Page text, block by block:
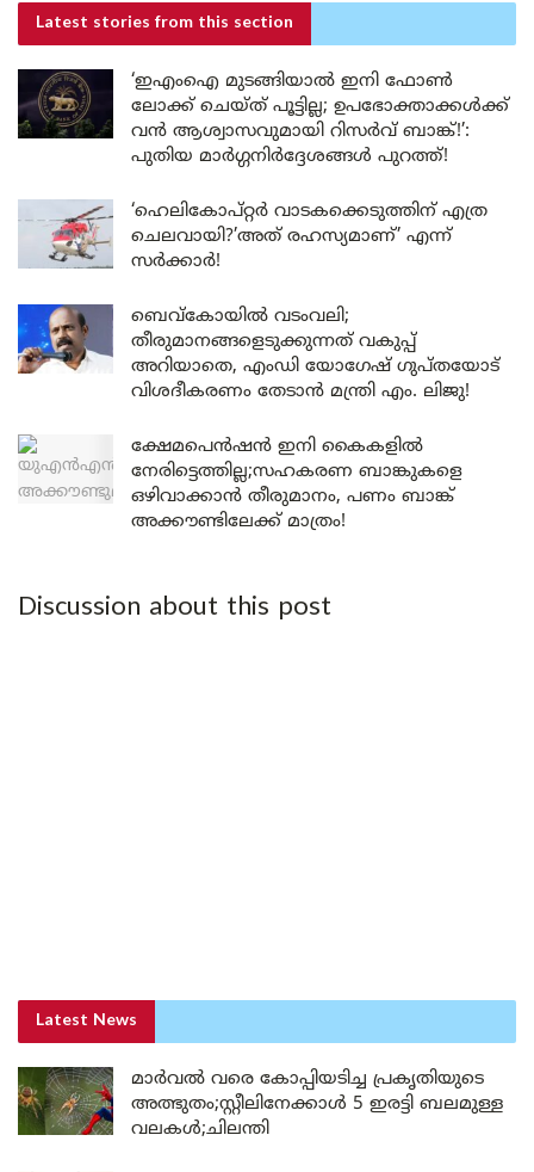
Latest stories from this section
‘ഇഎംഐ മുടങ്ങിയാൽ ഇനി ഫോൺ
ലോക്ക് ചെയ്ത് പൂട്ടില്ല; ഉപഭോക്താക്കൾക്ക്
വൻ ആശ്വാസവുമായി റിസർവ് ബാങ്ക്!’:
പുതിയ മാർഗ്ഗനിർദ്ദേശങ്ങൾ പുറത്ത്!
‘ഹെലികോപ്റ്റർ വാടകക്കെടുത്തിന് എത്ര
ചെലവായി?’അത് രഹസ്യമാണ്’ എന്ന്
സർക്കാർ!
ബെവ്കോയിൽ വടംവലി;
തീരുമാനങ്ങളെടുക്കുന്നത് വകുപ്പ്
അറിയാതെ, എംഡി യോഗേഷ് ഗുപ്തയോട്
വിശദീകരണം തേടാൻ മന്ത്രി എം. ലിജു!
ക്ഷേമപെൻഷൻ ഇനി കൈകളിൽ
നേരിട്ടെത്തില്ല;സഹകരണ ബാങ്കുകളെ
ഒഴിവാക്കാൻ തീരുമാനം, പണം ബാങ്ക്
അക്കൗണ്ടിലേക്ക് മാത്രം!
Discussion about this post
Latest News
മാർവൽ വരെ കോപ്പിയടിച്ച പ്രകൃതിയുടെ
അത്ഭുതം;സ്റ്റീലിനേക്കാൾ 5 ഇരട്ടി ബലമുള്ള
വലകൾ;ചിലന്തി